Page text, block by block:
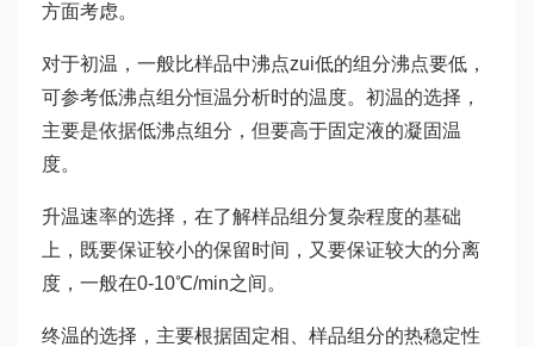
方面考虑。
对于初温，一般比样品中沸点zui低的组分沸点要低，
可参考低沸点组分恒温分析时的温度。初温的选择，
主要是依据低沸点组分，但要高于固定液的凝固温
度。
升温速率的选择，在了解样品组分复杂程度的基础
上，既要保证较小的保留时间，又要保证较大的分离
度，一般在0-10℃/min之间。
终温的选择，主要根据固定相、样品组分的热稳定性